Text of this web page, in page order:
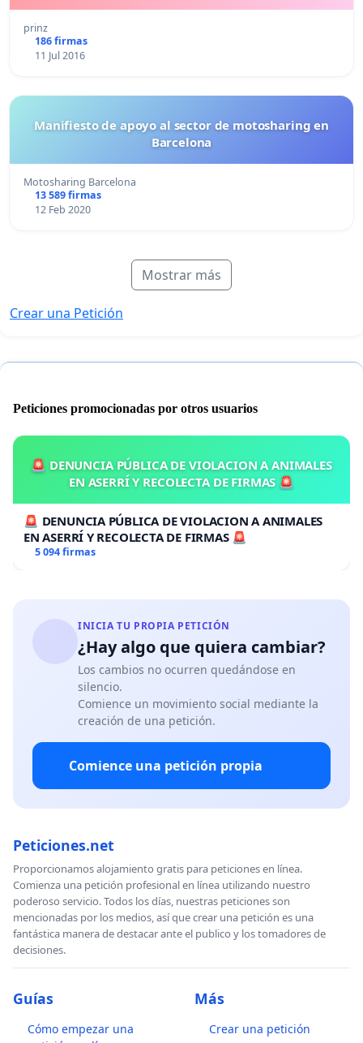
prinz
186 firmas
11 Jul 2016
Manifiesto de apoyo al sector de motosharing en
Barcelona
Motosharing Barcelona
13 589 firmas
12 Feb 2020
Mostrar más
Crear una Petición
Peticiones promocionadas por otros usuarios
🚨 DENUNCIA PÚBLICA DE VIOLACION A ANIMALES
EN ASERRÍ Y RECOLECTA DE FIRMAS 🚨
🚨 DENUNCIA PÚBLICA DE VIOLACION A ANIMALES
EN ASERRÍ Y RECOLECTA DE FIRMAS 🚨
5 094 firmas
INICIA TU PROPIA PETICIÓN
¿Hay algo que quiera cambiar?
Los cambios no ocurren quedándose en
silencio.
Comience un movimiento social mediante la
creación de una petición.
Comience una petición propia
Peticiones.net
Proporcionamos alojamiento gratis para peticiones en línea.
Comienza una petición profesional en línea utilizando nuestro
poderoso servicio. Todos los días, nuestras peticiones son
mencionadas por los medios, así que crear una petición es una
fantástica manera de destacar ante el publico y los tomadores de
decisiones.
Guías
Cómo empezar una
Más
Crear una petición